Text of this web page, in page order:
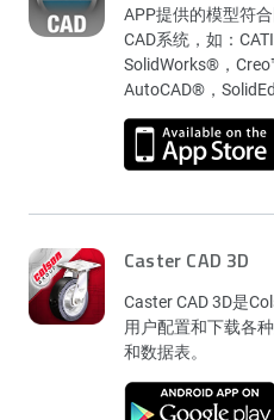
APP提供的模型符
CAD系统，如：
SolidWorks®，
AutoCAD®，
Caster CAD 3D
Caster CAD 3D是
用户配置和下载各
和数据表。